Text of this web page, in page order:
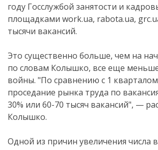
году Госслужбой занятости и
площадками work.ua, rabota.ua,
тысячи вакансий.
Это существенно больше, чем на
по словам Колышко, все еще
войны. "По сравнению с 1 кварталом
проседание рынка труда по
30% или 60-70 тысяч вакансий", —
Колышко.
Одной из причин увеличения числа